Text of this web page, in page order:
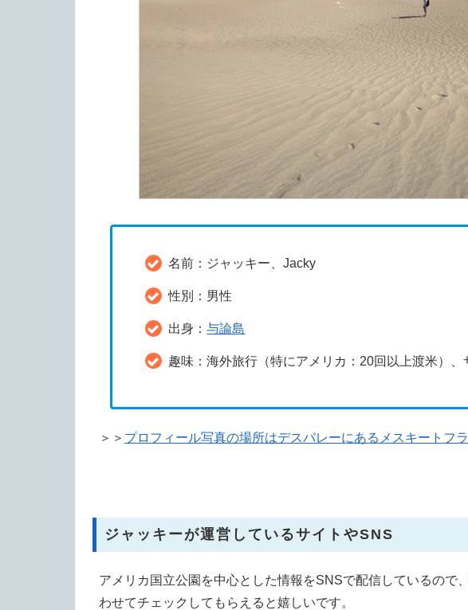
名前：ジャッキー、Jacky
性別：男性
出身：与論島
趣味：海外旅行（特にアメリカ：20回以上渡米）、
＞＞ プロフィール写真の場所はデスバレーにあるメスキートフ
ジャッキーが運営しているサイトやSNS
アメリカ国立公園を中心とした情報をSNSで配信しているので
わせてチェックしてもらえると嬉しいです。